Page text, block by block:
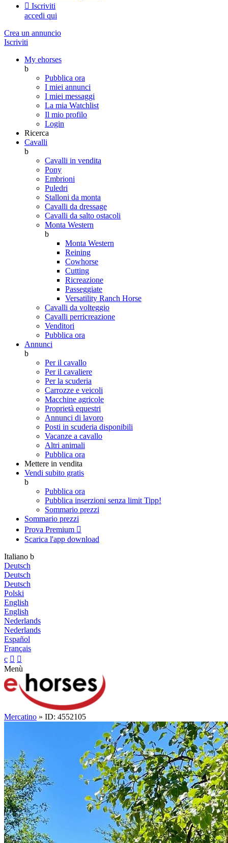
 Iscriviti
accedi qui
Crea un annuncio
Iscriviti
My ehorses
b
Pubblica ora
I miei annunci
I miei messaggi
La mia Watchlist
Il mio profilo
Login
Ricerca
Cavalli
b
Cavalli in vendita
Pony
Embrioni
Puledri
Stalloni da monta
Cavalli da dressage
Cavalli da salto ostacoli
Monta Western
b
Monta Western
Reining
Cowhorse
Cutting
Ricreazione
Passeggiate
Versatility Ranch Horse
Cavalli da volteggio
Cavalli perricreazione
Venditori
Pubblica ora
Annunci
b
Per il cavallo
Per il cavaliere
Per la scuderia
Carrozze e veicoli
Macchine agricole
Proprietà equestri
Annunci di lavoro
Posti in scuderia disponibili
Vacanze a cavallo
Altri animali
Pubblica ora
Mettere in vendita
Vendi subito gratis
b
Pubblica ora
Pubblica inserzioni senza limit Tipp!
Sommario prezzi
Sommario prezzi
Prova Premium 
Scarica l'app download
Italiano b
Deutsch
Deutsch
Deutsch
Polski
English
English
Nederlands
Nederlands
Español
Français
c  
Menù
Mercatino » ID: 4552105